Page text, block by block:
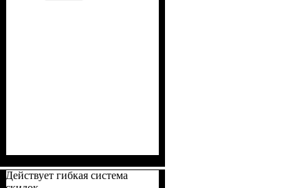
Действует гибкая система